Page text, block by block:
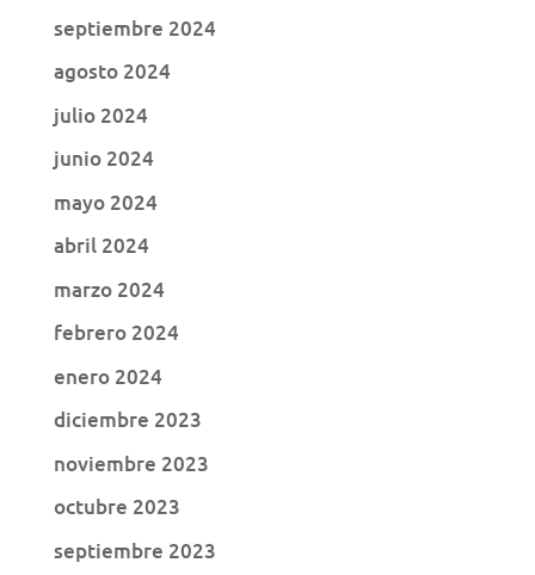
septiembre 2024
agosto 2024
julio 2024
junio 2024
mayo 2024
abril 2024
marzo 2024
febrero 2024
enero 2024
diciembre 2023
noviembre 2023
octubre 2023
septiembre 2023